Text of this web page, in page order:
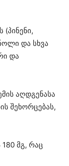
(პინენი,
და სხვა
და
აღდგენასა
შეხორცებას,
180 მგ, რაც